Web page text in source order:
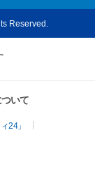
Reserved.
いて
24」